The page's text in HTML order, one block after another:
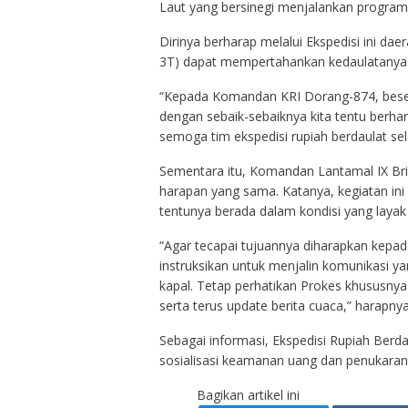
Laut yang bersinegi menjalankan
Dirinya berharap melalui Ekspedisi ini
3T) dapat mempertahankan
“Kepada Komandan KRI Dorang-874,
dengan sebaik-sebaiknya kita tentu
semoga tim ekspedisi rupiah berdaulat
Sementara itu, Komandan Lantamal IX
harapan yang sama. Katanya, kegiatan
tentunya berada dalam kondisi yang
“Agar tecapai tujuannya diharapkan
instruksikan untuk menjalin komunikasi
kapal. Tetap perhatikan Prokes
serta terus update berita cuaca,”
Sebagai informasi, Ekspedisi Rupiah
sosialisasi keamanan uang dan
Bagikan artikel ini